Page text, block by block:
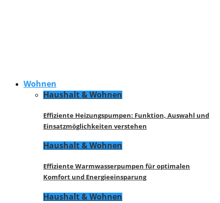
Wohnen
Haushalt & Wohnen
Effiziente Heizungspumpen: Funktion, Auswahl und
Einsatzmöglichkeiten verstehen
Haushalt & Wohnen
Effiziente Warmwasserpumpen für optimalen
Komfort und Energieeinsparung
Haushalt & Wohnen